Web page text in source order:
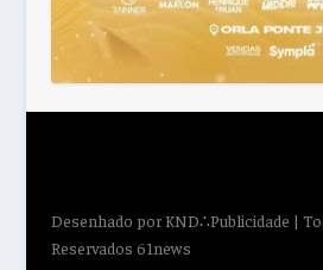
Desenhado porKND∴Publicidade |
Reservados 61news